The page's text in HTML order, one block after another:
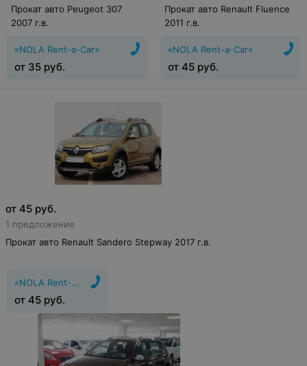
Прокат авто Peugeot 307
2007 г.в.
«NOLA Rent-a-Car»
от 35 руб.
Прокат авто Renault Fluence
2011 г.в.
«NOLA Rent-a-Car»
от 45 руб.
от 45 руб.
1 предложение
Прокат авто Renault Sandero Stepway 2017 г.в.
«NOLA Rent-a-Car»
от 45 руб.